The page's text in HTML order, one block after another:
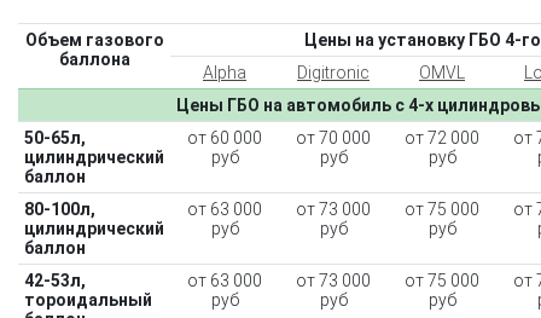
Объем газового
баллона
Цены на установку ГБО 4-
Alpha
Digitronic OMVL
Цены ГБО на автомобиль с 4-х
50-65л,
цилиндрический
баллон
от 60 000
руб
от 70 000
руб
от 72 000
руб
от
80-100л,
цилиндрический
баллон
от 63 000
руб
от 73 000
руб
от 75 000
руб
от
42-53л,
тороидальный
от 63 000
руб
от 73 000
руб
от 75 000
руб
от